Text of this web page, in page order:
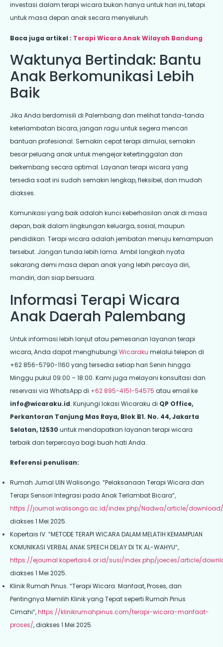
investasi dalam terapi wicara bukan hanya untuk hari ini, tetapi
untuk masa depan anak secara menyeluruh.
Baca juga artikel : Terapi Wicara Anak Wilayah Bandung
Waktunya Bertindak: Bantu
Anak Berkomunikasi Lebih
Baik
Jika Anda berdomisili di Palembang dan melihat tanda-tanda
keterlambatan bicara, jangan ragu untuk segera mencari
bantuan profesional. Semakin cepat terapi dimulai, semakin
besar peluang anak untuk mengejar ketertinggalan dan
berkembang secara optimal. Layanan terapi wicara yang
tersedia saat ini sudah semakin lengkap, fleksibel, dan mudah
diakses.
Komunikasi yang baik adalah kunci keberhasilan anak di masa
depan, baik dalam lingkungan keluarga, sosial, maupun
pendidikan. Terapi wicara adalah jembatan menuju kemampuan
tersebut. Jangan tunda lebih lama. Ambil langkah nyata
sekarang demi masa depan anak yang lebih percaya diri,
mandiri, dan siap bersuara.
Informasi Terapi Wicara
Anak Daerah Palembang
Untuk informasi lebih lanjut atau pemesanan layanan terapi
wicara, Anda dapat menghubungi Wicaraku melalui telepon di
+62 856-5790-1160 yang tersedia setiap hari Senin hingga
Minggu pukul 09:00 – 18:00. Kami juga melayani konsultasi dan
reservasi via WhatsApp di +62 895-4151-54575 atau email ke
info@wicaraku.id. Kunjungi lokasi Wicaraku di QP Office,
Perkantoran Tanjung Mas Raya, Blok B1. No. 44, Jakarta
Selatan, 12530 untuk mendapatkan layanan terapi wicara
terbaik dan terpercaya bagi buah hati Anda.
Referensi penulisan:
Rumah Jurnal UIN Walisongo. “Pelaksanaan Terapi Wicara dan
Terapi Sensori Integrasi pada Anak Terlambat Bicara“,
https://journal.walisongo.ac.id/index.php/Nadwa/article/
diakses 1 Mei 2025.
Kopertais IV. “METODE TERAPI WICARA DALAM MELATIH KEMAMPUAN
KOMUNIKASI VERBAL ANAK SPEECH DELAY DI TK AL-WAHYU“,
https://ejournal.kopertais4.or.id/susi/index.php/joeces/article/
diakses 1 Mei 2025.
Klinik Rumah Pinus. “Terapi Wicara: Manfaat, Proses, dan
Pentingnya Memilih Klinik yang Tepat seperti Rumah Pinus
Cimahi“,https://klinikrumahpinus.com/terapi-wicara-manfaat-
proses/, diakses 1 Mei 2025.